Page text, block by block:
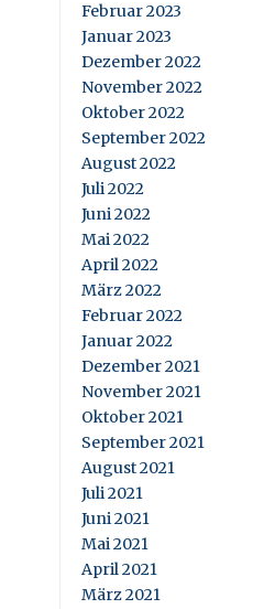
Februar 2023
Januar 2023
Dezember 2022
November 2022
Oktober 2022
September 2022
August 2022
Juli 2022
Juni 2022
Mai 2022
April 2022
März 2022
Februar 2022
Januar 2022
Dezember 2021
November 2021
Oktober 2021
September 2021
August 2021
Juli 2021
Juni 2021
Mai 2021
April 2021
März 2021